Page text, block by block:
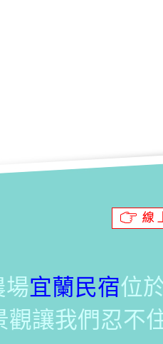
場宜蘭民宿位
觀讓我們忍不